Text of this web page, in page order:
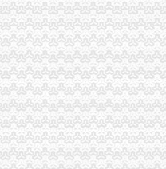
灾区捐款献爱心
震灾害
震遇难同胞默哀仪式
川地震伤员快速转到重庆各院救
展震救灾
募集捐款262万余元
献爱心